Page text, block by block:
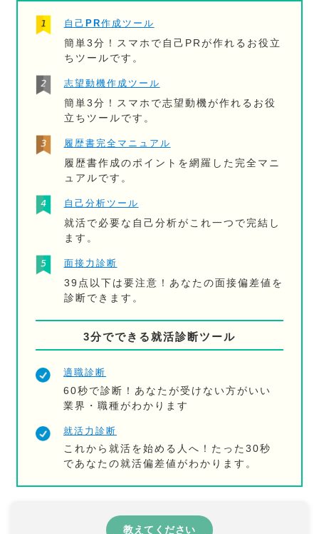
自己PR作成ツール
簡単3分！スマホで自己PRが作れるお役立
ちツールです。
志望動機作成ツール
簡単3分！スマホで志望動機が作れるお役
立ちツールです。
履歴書完全マニュアル
履歴書作成のポイントを網羅した完全マニ
ュアルです。
自己分析ツール
就活で必要な自己分析がこれ一つで完結し
ます。
面接力診断
39点以下は要注意！あなたの面接偏差値を
診断できます。
3分でできる就活診断ツール
適職診断
60秒で診断！あなたが受けない方がいい
業界・職種がわかります
就活力診断
これから就活を始める人へ！たった30秒
であなたの就活偏差値がわかります。